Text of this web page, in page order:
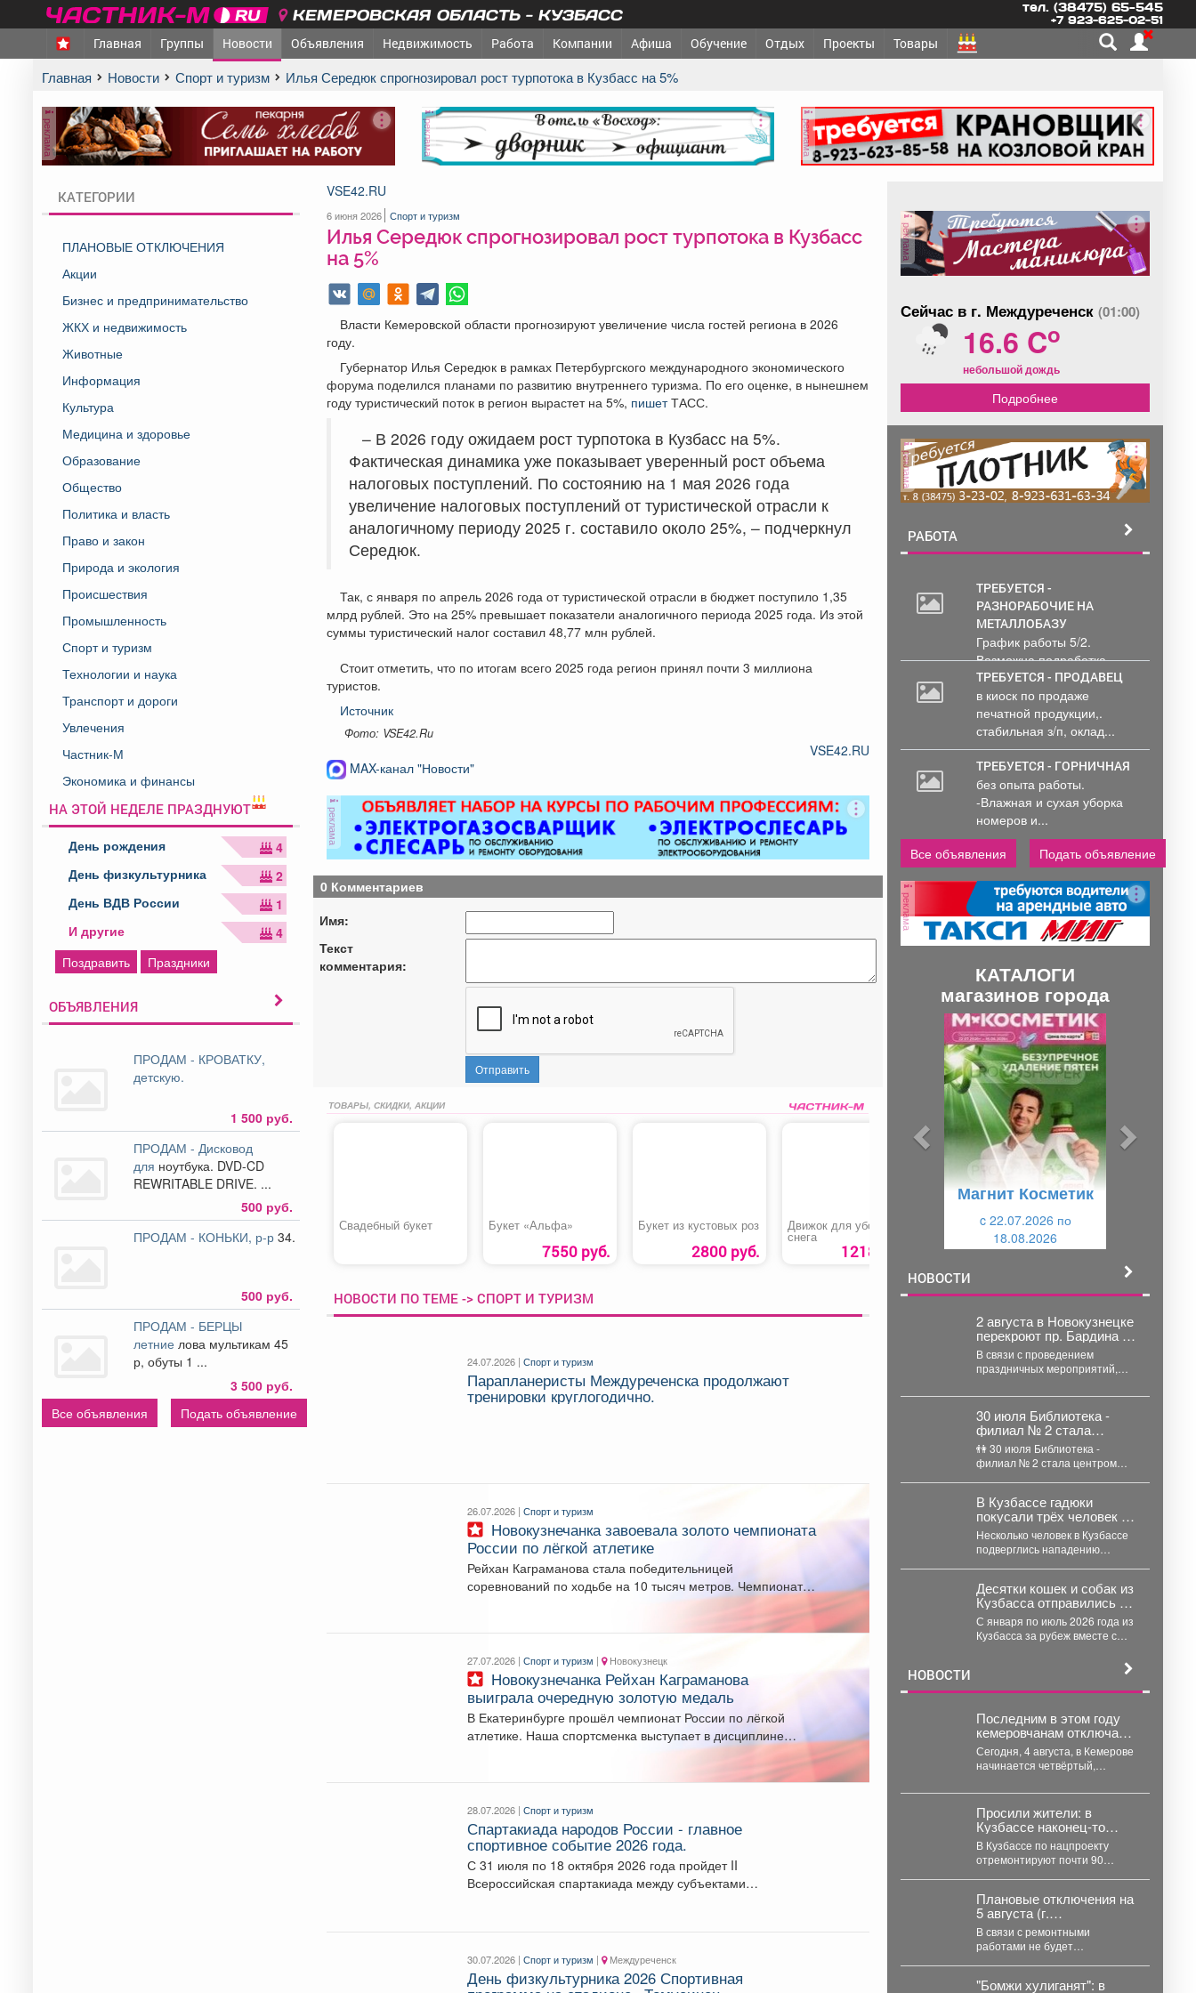
КЕМЕРОВСКАЯ ОБЛАСТЬ - КУЗБАСС тел. (38475) 65-545
+7 923-625-02-51
Главная Группы Новости Объявления Недвижимость Работа Компании Афиша Обучение Отдых Проекты Товары
Главная Новости Спорт и туризм Илья Середюк спрогнозировал рост турпотока в Кузбасс на 5%
реклама реклама реклама
КАТЕГОРИИ
ПЛАНОВЫЕ ОТКЛЮЧЕНИЯ
Акции
Бизнес и предпринимательство
ЖКХ и недвижимость
Животные
Информация
Культура
Медицина и здоровье
Образование
Общество
Политика и власть
Право и закон
Природа и экология
Происшествия
Промышленность
Спорт и туризм
Технологии и наука
Транспорт и дороги
Увлечения
Частник-М
Экономика и финансы
НА ЭТОЙ НЕДЕЛЕ ПРАЗДНУЮТ
День рождения
4
День физкультурника
2
День ВДВ России
1
И другие
4
Поздравить
Праздники
ОБЪЯВЛЕНИЯ
ПРОДАМ - КРОВАТКУ,
детскую.
1 500 руб.
ПРОДАМ - Дисковод
для ноутбука. DVD-CD
REWRITABLE DRIVE. ...
500 руб.
ПРОДАМ - КОНЬКИ, р-р34.
500 руб.
ПРОДАМ - БЕРЦЫ
летние лова мультикам 45
р, обуты 1 ...
3 500 руб.
Все объявления
Подать объявление
VSE42.RU
6 июня 2026 Спорт и туризм
Илья Середюк спрогнозировал рост турпотока в Кузбасс
на 5%
Власти Кемеровской области прогнозируют увеличение числа гостей региона в 2026
году.
Губернатор Илья Середюк в рамках Петербургского международного экономического
форума поделился планами по развитию внутреннего туризма. По его оценке, в нынешнем
году туристический поток в регион вырастет на 5%, пишетТАСС.
– В 2026 году ожидаем рост турпотока в Кузбасс на 5%.
Фактическая динамика уже показывает уверенный рост объема
налоговых поступлений. По состоянию на 1 мая 2026 года
увеличение налоговых поступлений от туристической отрасли к
аналогичному периоду 2025 г. составило около 25%, – подчеркнул
Середюк.
Так, с января по апрель 2026 года от туристической отрасли в бюджет поступило 1,35
млрд рублей. Это на 25% превышает показатели аналогичного периода 2025 года. Из этой
суммы туристический налог составил 48,77 млн рублей.
Стоит отметить, что по итогам всего 2025 года регион принял почти 3 миллиона
туристов.
Источник
Фото: VSE42.Ru
VSE42.RU
MAX-канал "Новости"
реклама
0 Комментариев
Имя:
Текст
комментария:
Отправить
ТОВАРЫ, СКИДКИ, АКЦИИ
Свадебный букет Букет «Альфа»
7550 руб.
Букет из кустовых роз
2800 руб.
Движок для уборки
снега
1218 руб.
Свадебный букет
3000 руб.
НОВОСТИ ПО ТЕМЕ -> СПОРТ И ТУРИЗМ
24.07.2026 |Спорт и туризм
Парапланеристы Междуреченска продолжают
тренировки круглогодично.
26.07.2026 |Спорт и туризм
России по лёгкой атлетике
Рейхан Каграманова стала победительницей
соревнований по ходьбе на 10 тысяч метров. Чемпионат
27.07.2026 |Спорт и туризм | Новокузнецк
выиграла очередную золотую медаль
В Екатеринбурге прошёл чемпионат России по лёгкой
атлетике. Наша спортсменка выступает в дисциплине
28.07.2026 |Спорт и туризм
Спартакиада народов России - главное
спортивное событие 2026 года.
С 31 июля по 18 октября 2026 года пройдет II
Всероссийская спартакиада между субъектами
30.07.2026 |Спорт и туризм | Междуреченск
День физкультурника 2026 Спортивная
реклама
Сейчас в г. Междуреченск (01:00)
16.6 Co
небольшой дождь
Подробнее
реклама
РАБОТА
ТРЕБУЕТСЯ -
РАЗНОРАБОЧИЕ НА
МЕТАЛЛОБАЗУ
График работы 5/2.
Возможна подработка..
ТРЕБУЕТСЯ - ПРОДАВЕЦ
в киоск по продаже
печатной продукции,.
стабильная з/п, оклад...
ТРЕБУЕТСЯ - ГОРНИЧНАЯ
без опыта работы.
-Влажная и сухая уборка
номеров и...
Все объявления
Подать объявление
реклама
КАТАЛОГИ
магазинов города
Магнит Косметик
c 22.07.2026 по
18.08.2026
НОВОСТИ
2 августа в Новокузнецке
перекроют пр. Бардина и
пр. Октябрьский
В связи с проведением
праздничных мероприятий,
десантных войск, с 10:30 до
12:30 будет...
30 июля Библиотека -
филиал № 2 стала
центром притяжения для
юных путешественников
из летнего лагеря
👫 30 июля Библиотека -
филиал № 2 стала центром
В Кузбассе гадюки
покусали трёх человек –
жуткие подробности
Несколько человек в Кузбассе
подверглись нападению
инспекторы ГАИ....
Десятки кошек и собак из
Кузбасса отправились за
границу
С января по июль 2026 года из
Кузбасса за рубеж вместе с
НОВОСТИ
Последним в этом году
кемеровчанам отключают
горячую воду
Сегодня, 4 августа, в Кемерове
начинается четвёртый,
гидравлических испытаний
тепловых сетей. Он
продлится...
Просили жители: в
Кузбассе наконец-то
отремонтируют 90 км
проблемной трассы
В Кузбассе по нацпроекту
отремонтируют почти 90
Плановые отключения на
5 августа (г.
Междуреченск)
В связи с ремонтными
работами не будет
"Бомжи хулиганят": в